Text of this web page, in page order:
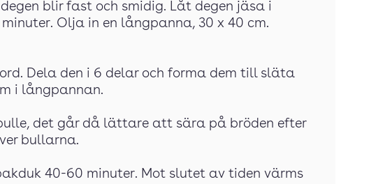
blir fast och smidig. Låt degen jäsa i
Olja in en långpanna, 30 x 40 cm.
Dela den i 6 delar och forma dem till släta
i långpannan.
det går då lättare att sära på bröden efter
bullarna.
40-60 minuter. Mot slutet av tiden värms